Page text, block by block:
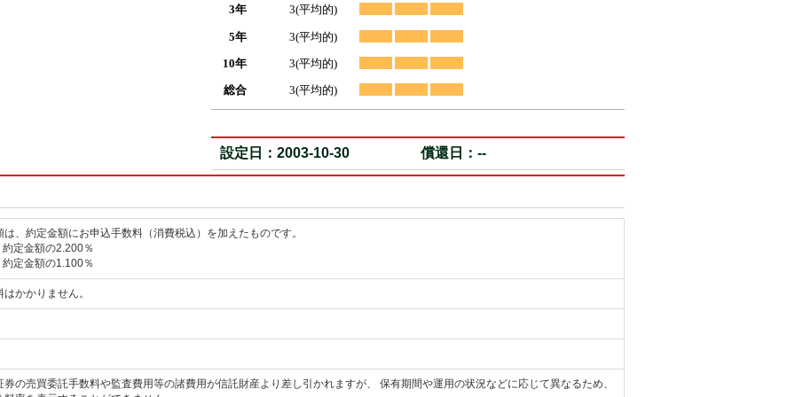
3年
5年
10年
総合
3(平均的)
3(平均的)
3(平均的)
3(平均的)
設定日：2003-10-30 償還日：--
は、約定金額にお申込手数料（消費税込）を加えたものです。
定金額の2.200％
定金額の1.100％
かかりません。
券の売買委託手数料や監査費用等の諸費用が信託財産より差し引かれますが、 保有期間や運用の状況などに応じて異なるため、